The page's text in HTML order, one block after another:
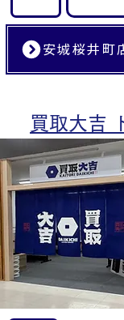
安城桜井町
買取大吉